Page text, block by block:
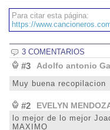
Para citar esta página:
https://
3 COMENTARIOS
#3 Adolfo antonio
Muy buena recopilacion
#2 EVELYN
lo mejor de lo mejor
MAXIMO